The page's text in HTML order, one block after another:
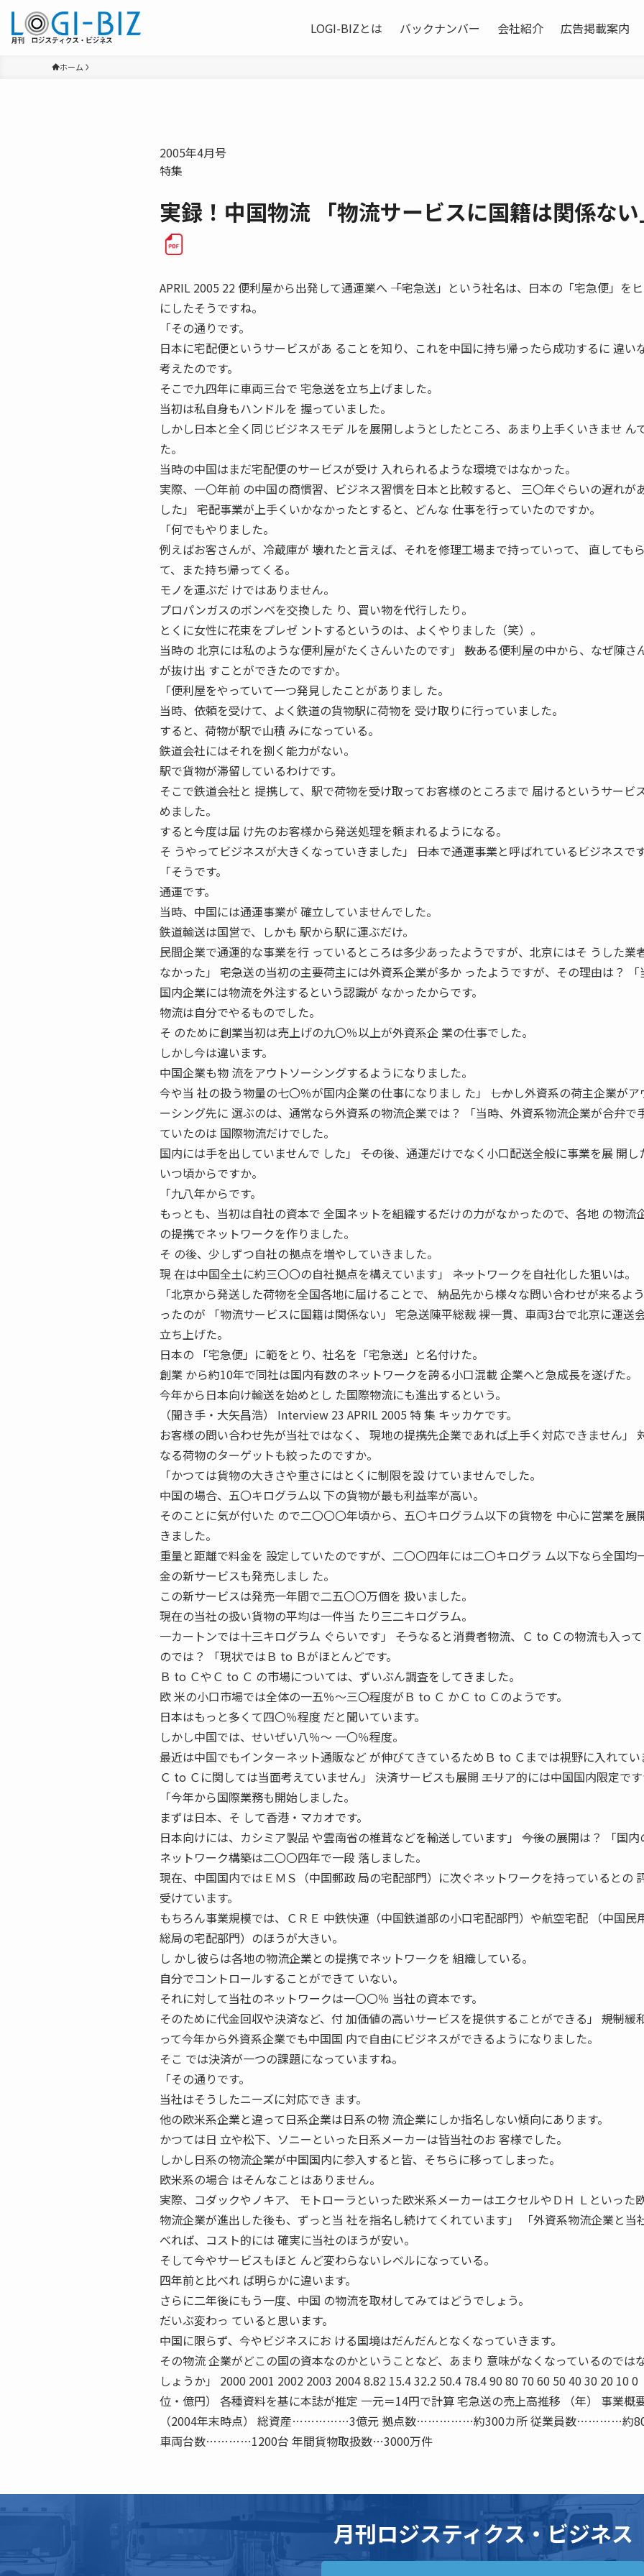
LOGI-BIZとは バックナンバー 会社紹介 広告掲載案内
ホーム
2005年4月号
特集
実録！中国物流 「物流サービスに国籍は関係ない
APRIL 2005 22 便利屋から出発して通運業へ ――「宅急送」という社名は、日本の「宅急便」を
にしたそうですね。
「その通りです。
日本に宅配便というサービスがあ ることを知り、これを中国に持ち帰ったら成功するに 違い
考えたのです。
そこで九四年に車両三台で 宅急送を立ち上げました。
当初は私自身もハンドルを 握っていました。
しかし日本と全く同じビジネスモデ ルを展開しようとしたところ、あまり上手くいきませ ん
た。
当時の中国はまだ宅配便のサービスが受け 入れられるような環境ではなかった。
実際、一〇年前 の中国の商慣習、ビジネス習慣を日本と比較すると、 三〇年ぐらいの遅れが
した」 ――宅配事業が上手くいかなかったとすると、どんな 仕事を行っていたのですか。
「何でもやりました。
例えばお客さんが、冷蔵庫が 壊れたと言えば、それを修理工場まで持っていって、 直しても
て、また持ち帰ってくる。
モノを運ぶだ けではありません。
プロパンガスのボンベを交換した り、買い物を代行したり。
とくに女性に花束をプレゼ ントするというのは、よくやりました（笑）。
当時の 北京には私のような便利屋がたくさんいたのです」 ――数ある便利屋の中から、なぜ陳さ
が抜け出 すことができたのですか。
「便利屋をやっていて一つ発見したことがありまし た。
当時、依頼を受けて、よく鉄道の貨物駅に荷物を 受け取りに行っていました。
すると、荷物が駅で山積 みになっている。
鉄道会社にはそれを捌く能力がない。
駅で貨物が滞留しているわけです。
そこで鉄道会社と 提携して、駅で荷物を受け取ってお客様のところまで 届けるというサービ
めました。
すると今度は届 け先のお客様から発送処理を頼まれるようになる。
そ うやってビジネスが大きくなっていきました」 ――日本で通運事業と呼ばれているビジネスです
「そうです。
通運です。
当時、中国には通運事業が 確立していませんでした。
鉄道輸送は国営で、しかも 駅から駅に運ぶだけ。
民間企業で通運的な事業を行 っているところは多少あったようですが、北京にはそ うした業
なかった」 ――宅急送の当初の主要荷主には外資系企業が多か ったようですが、その理由は？ 「
国内企業には物流を外注するという認識が なかったからです。
物流は自分でやるものでした。
そ のために創業当初は売上げの九〇％以上が外資系企 業の仕事でした。
しかし今は違います。
中国企業も物 流をアウトソーシングするようになりました。
今や当 社の扱う物量の七〇％が国内企業の仕事になりまし た」 ――しかし外資系の荷主企業がア
ーシング先に 選ぶのは、通常なら外資系の物流企業では？ 「当時、外資系物流企業が合弁で
ていたのは 国際物流だけでした。
国内には手を出していませんで した」 ――その後、通運だけでなく小口配送全般に事業を展 開し
いつ頃からですか。
「九八年からです。
もっとも、当初は自社の資本で 全国ネットを組織するだけの力がなかったので、各地 の物流
の提携でネットワークを作りました。
そ の後、少しずつ自社の拠点を増やしていきました。
現 在は中国全土に約三〇〇の自社拠点を構えています」 ――ネットワークを自社化した狙いは。
「北京から発送した荷物を全国各地に届けることで、 納品先から様々な問い合わせが来るよ
ったのが 「物流サービスに国籍は関係ない」 宅急送陳平総裁 裸一貫、車両3台で北京に運送
立ち上げた。
日本の 「宅急便」に範をとり、社名を「宅急送」と名付けた。
創業 から約10年で同社は国内有数のネットワークを誇る小口混載 企業へと急成長を遂げた。
今年から日本向け輸送を始めとし た国際物流にも進出するという。
（聞き手・大矢昌浩） Interview 23 APRIL 2005 特 集 キッカケです。
お客様の問い合わせ先が当社ではなく、 現地の提携先企業であれば上手く対応できません」 ――
なる荷物のターゲットも絞ったのですか。
「かつては貨物の大きさや重さにはとくに制限を設 けていませんでした。
中国の場合、五〇キログラム以 下の貨物が最も利益率が高い。
そのことに気が付いた ので二〇〇〇年頃から、五〇キログラム以下の貨物を 中心に営業を展
きました。
重量と距離で料金を 設定していたのですが、二〇〇四年には二〇キログラ ム以下なら全国均
金の新サービスも発売しまし た。
この新サービスは発売一年間で二五〇〇万個を 扱いました。
現在の当社の扱い貨物の平均は一件当 たり三二キログラム。
一カートンでは十三キログラム ぐらいです」 ――そうなると消費者物流、Ｃ to Ｃの物流も入っ
のでは？ 「現状ではＢ to Ｂがほとんどです。
Ｂ to ＣやＣ to Ｃ の市場については、ずいぶん調査をしてきました。
欧 米の小口市場では全体の一五％〜三〇程度がＢ to Ｃ かＣ to Ｃのようです。
日本はもっと多くて四〇％程度 だと聞いています。
しかし中国では、せいぜい八％〜 一〇％程度。
最近は中国でもインターネット通販など が伸びてきているためＢ to Ｃまでは視野に入れてい
Ｃ to Ｃに関しては当面考えていません」 決済サービスも展開 ――エリア的には中国国内限定です
「今年から国際業務も開始しました。
まずは日本、そ して香港・マカオです。
日本向けには、カシミア製品 や雲南省の椎茸などを輸送しています」 ――今後の展開は？ 「国内
ネットワーク構築は二〇〇四年で一段 落しました。
現在、中国国内ではＥＭＳ（中国郵政 局の宅配部門）に次ぐネットワークを持っているとの
受けています。
もちろん事業規模では、ＣＲＥ 中鉄快運（中国鉄道部の小口宅配部門）や航空宅配 （中国民
総局の宅配部門）のほうが大きい。
し かし彼らは各地の物流企業との提携でネットワークを 組織している。
自分でコントロールすることができて いない。
それに対して当社のネットワークは一〇〇％ 当社の資本です。
そのために代金回収や決済など、付 加価値の高いサービスを提供することができる」 ――規制緩
って今年から外資系企業でも中国国 内で自由にビジネスができるようになりました。
そこ では決済が一つの課題になっていますね。
「その通りです。
当社はそうしたニーズに対応でき ます。
他の欧米系企業と違って日系企業は日系の物 流企業にしか指名しない傾向にあります。
かつては日 立や松下、ソニーといった日系メーカーは皆当社のお 客様でした。
しかし日系の物流企業が中国国内に参入すると皆、そちらに移ってしまった。
欧米系の場合 はそんなことはありません。
実際、コダックやノキア、 モトローラといった欧米系メーカーはエクセルやＤＨ Ｌといった
物流企業が進出した後も、ずっと当 社を指名し続けてくれています」 「外資系物流企業と当
べれば、コスト的には 確実に当社のほうが安い。
そして今やサービスもほと んど変わらないレベルになっている。
四年前と比べれ ば明らかに違います。
さらに二年後にもう一度、中国 の物流を取材してみてはどうでしょう。
だいぶ変わっ ていると思います。
中国に限らず、今やビジネスにお ける国境はだんだんとなくなっていきます。
その物流 企業がどこの国の資本なのかということなど、あまり 意味がなくなっているのでは
しょうか」 2000 2001 2002 2003 2004 8.82 15.4 32.2 50.4 78.4 90 80 70 60 50 40 30 20 10 0
位・億円） 各種資料を基に本誌が推定 一元＝14円で計算 宅急送の売上高推移 （年） 事業概
（2004年末時点） 総資産……………3億元 拠点数……………約300カ所 従業員数…………約
車両台数…………1200台 年間貨物取扱数…3000万件
月刊ロジスティクス・ビジネス